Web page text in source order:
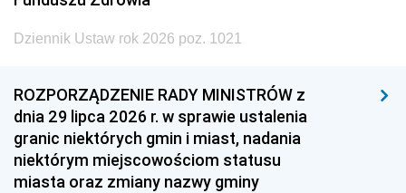
Dziennik Ustaw rok 2026 poz. 1021
ROZPORZĄDZENIE RADY MINISTRÓW z
dnia 29 lipca 2026 r. w sprawie ustalenia
granic niektórych gmin i miast, nadania
niektórym miejscowościom statusu
miasta oraz zmiany nazwy gminy